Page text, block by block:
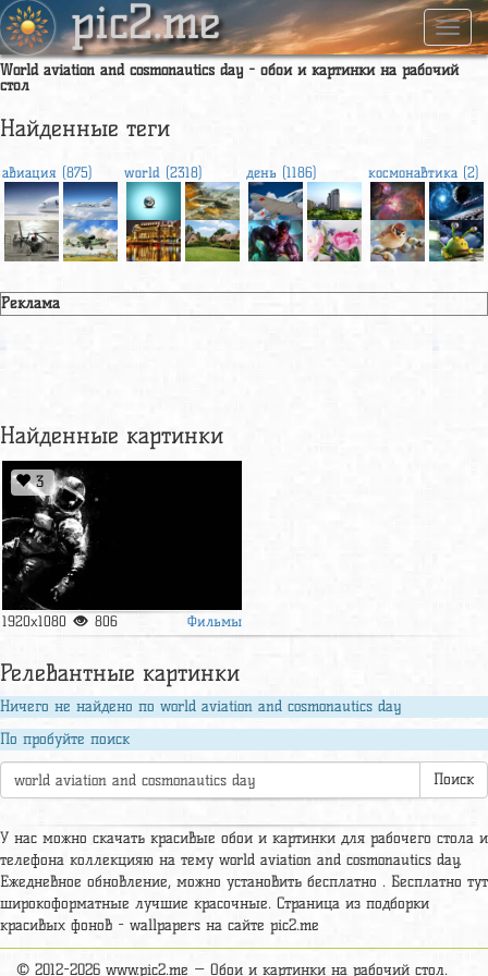
pic2.me
World aviation and cosmonautics day - обои и картинки на рабочий
стол
Найденные теги
авиация (875) world (2318) день (1186) космонавтика (2)
Реклама
Найденные картинки
3
1920x1080 806 Фильмы
Релевантные картинки
Ничего не найдено по world aviation and cosmonautics day
По пробуйте поиск
Поиск
У нас можно скачать красивые обои и картинки для рабочего стола и
телефона коллекцияю на тему world aviation and cosmonautics day.
Ежедневное обновление, можно установить бесплатно . Бесплатно тут
широкоформатные лучшие красочные. Страница из подборки
красивых фонов - wallpapers на сайте pic2.me
© 2012-2026 www.pic2.me — Обои и картинки на рабочий стол.